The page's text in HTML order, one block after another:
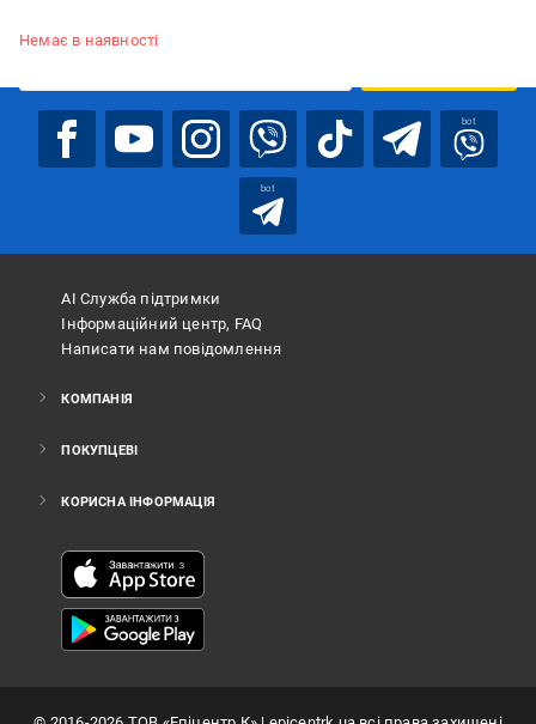
Немає в наявності
bot
bot
АІ Служба підтримки
Інформаційний центр, FAQ
Написати нам повідомлення
КОМПАНІЯ
ПОКУПЦЕВІ
КОРИСНА ІНФОРМАЦІЯ